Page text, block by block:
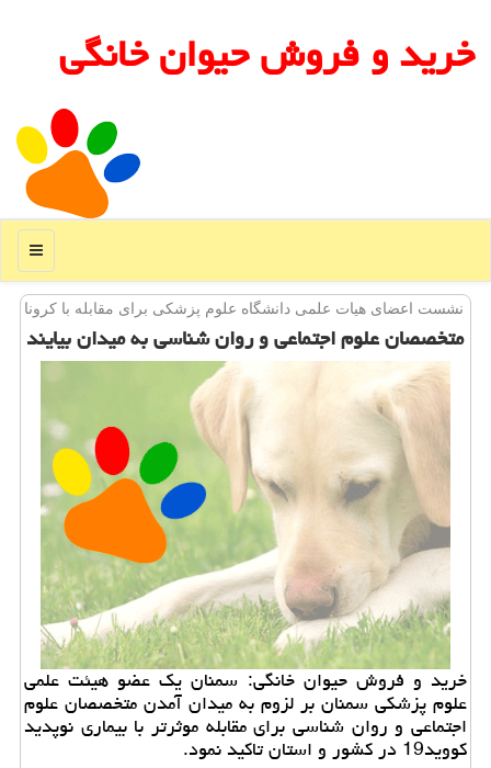
خرید و فروش حیوان خانگی
منو
نشست اعضای هیات علمی دانشگاه علوم پزشكی برای مقابله با كرونا
متخصصان علوم اجتماعی و روان شناسی به میدان بیایند
خرید و فروش حیوان خانگی: سمنان یك عضو هیئت علمی
علوم پزشكی سمنان بر لزوم به میدان آمدن متخصصان علوم
اجتماعی و روان شناسی برای مقابله موثرتر با بیماری نوپدید
كووید19 در كشور و استان تاكید نمود.